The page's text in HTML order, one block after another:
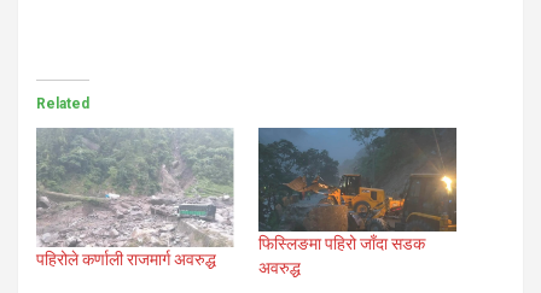
Related
पहिरोले कर्णाली राजमार्ग अवरुद्ध
फिस्लिङमा पहिरो जाँदा सडक
अवरुद्ध